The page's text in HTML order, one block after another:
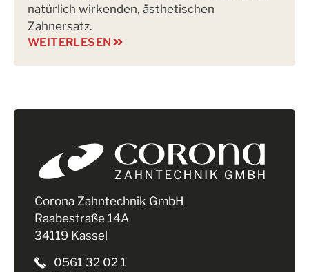
natürlich wirkenden, ästhetischen
Zahnersatz.
WEITERLESEN
Corona Zahntechnik GmbH
Raabestraße 14A
34119 Kassel
0561 32 02 1